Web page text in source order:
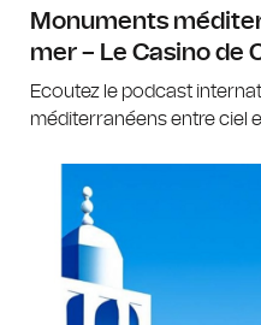
Monuments
mer – Le Casino de
Ecoutez le podcast
méditerranéens entre ciel